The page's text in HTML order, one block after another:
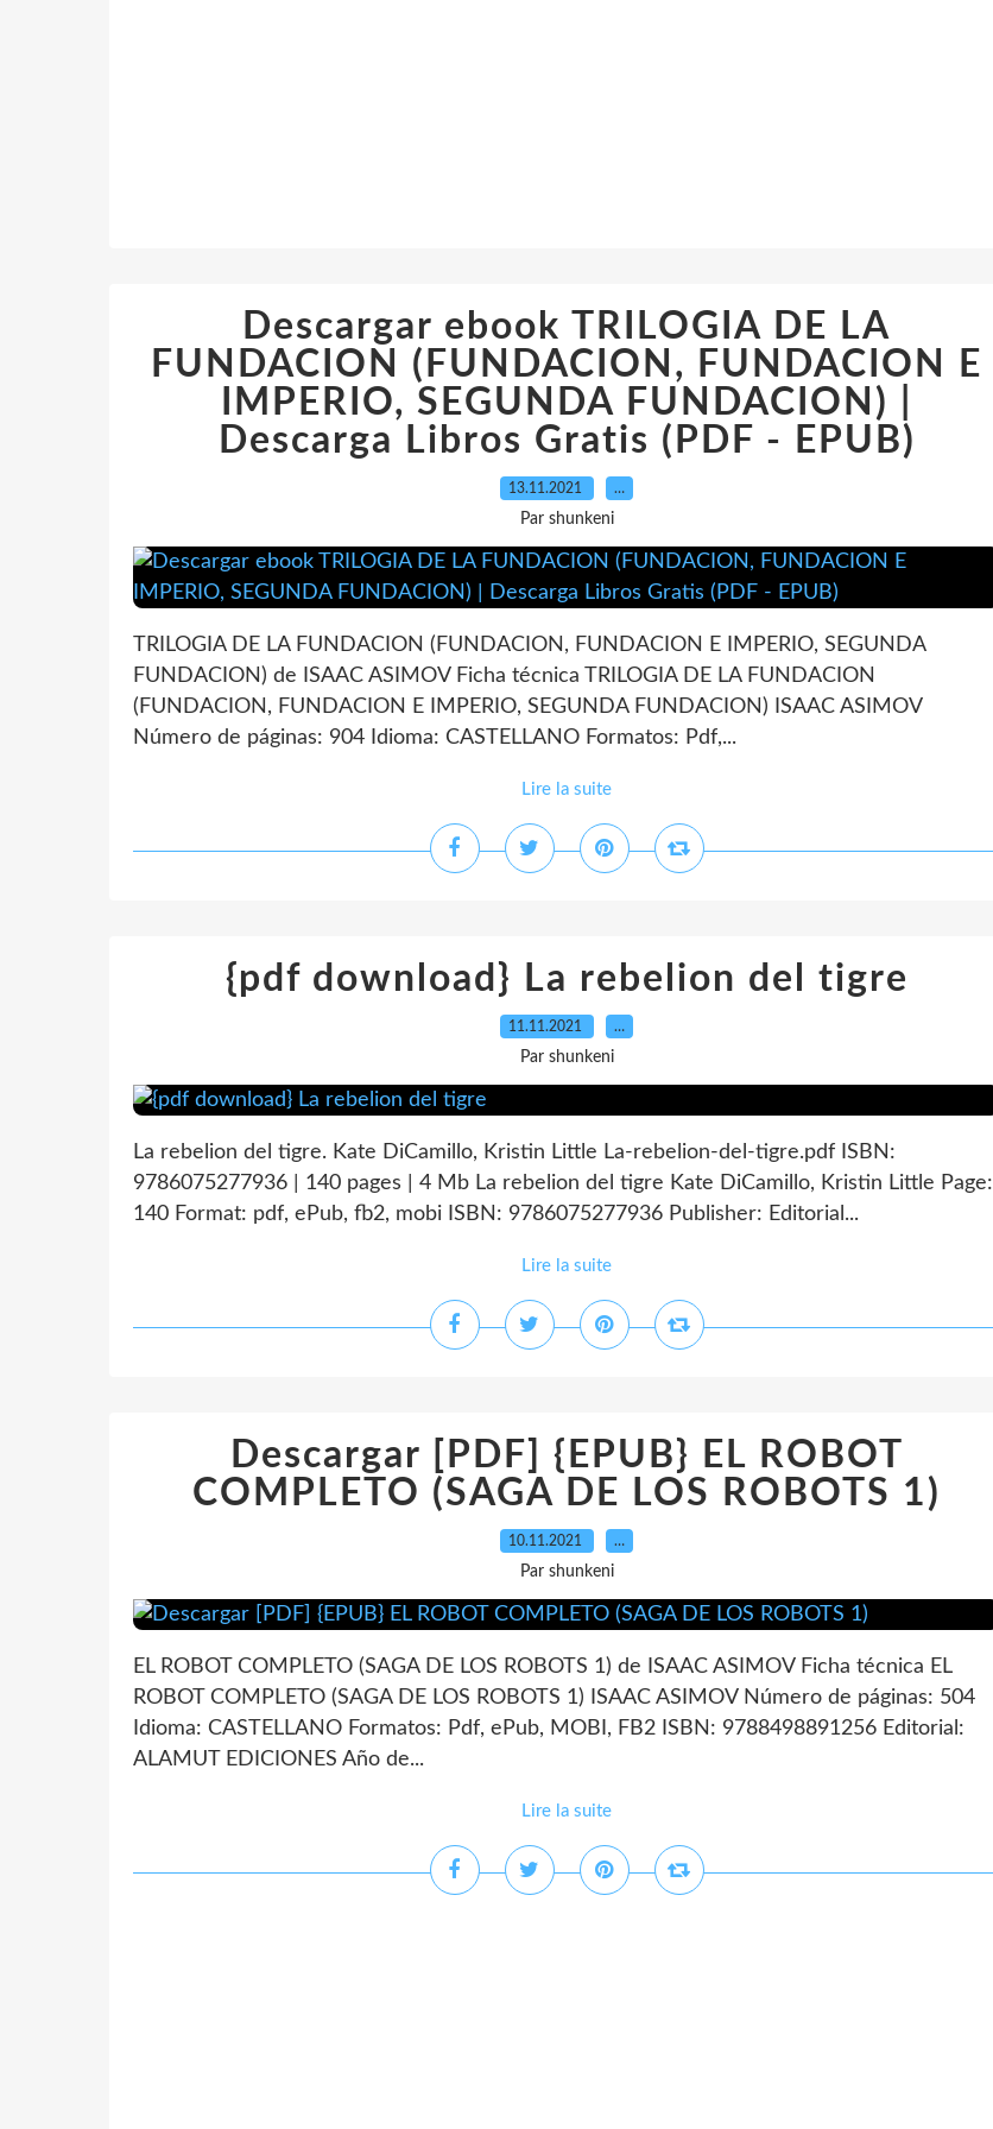
Descargar ebook TRILOGIA DE LA
FUNDACION (FUNDACION, FUNDACION E
IMPERIO, SEGUNDA FUNDACION) |
Descarga Libros Gratis (PDF - EPUB)
13.11.2021 …
Par shunkeni
TRILOGIA DE LA FUNDACION (FUNDACION, FUNDACION E IMPERIO, SEGUNDA
FUNDACION) de ISAAC ASIMOV Ficha técnica TRILOGIA DE LA FUNDACION
(FUNDACION, FUNDACION E IMPERIO, SEGUNDA FUNDACION) ISAAC ASIMOV
Número de páginas: 904 Idioma: CASTELLANO Formatos: Pdf,...
Lire la suite
{pdf download} La rebelion del tigre
11.11.2021 …
Par shunkeni
La rebelion del tigre. Kate DiCamillo, Kristin Little La-rebelion-del-tigre.pdf ISBN:
9786075277936 | 140 pages | 4 Mb La rebelion del tigre Kate DiCamillo, Kristin Little Page:
140 Format: pdf, ePub, fb2, mobi ISBN: 9786075277936 Publisher: Editorial...
Lire la suite
Descargar [PDF] {EPUB} EL ROBOT
COMPLETO (SAGA DE LOS ROBOTS 1)
10.11.2021 …
Par shunkeni
EL ROBOT COMPLETO (SAGA DE LOS ROBOTS 1) de ISAAC ASIMOV Ficha técnica EL
ROBOT COMPLETO (SAGA DE LOS ROBOTS 1) ISAAC ASIMOV Número de páginas: 504
Idioma: CASTELLANO Formatos: Pdf, ePub, MOBI, FB2 ISBN: 9788498891256 Editorial:
ALAMUT EDICIONES Año de...
Lire la suite